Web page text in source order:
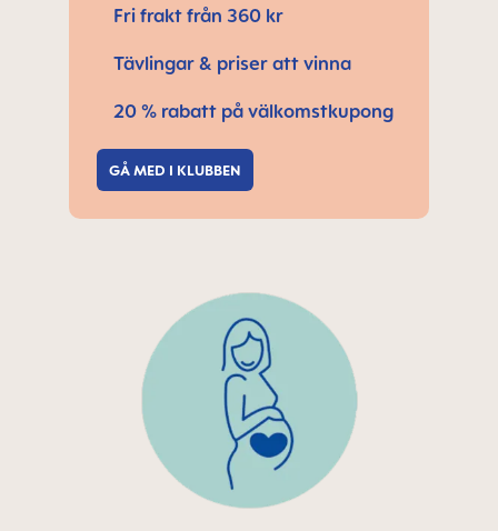
Fri frakt från 360 kr
Tävlingar & priser att vinna
20 % rabatt på välkomstkupong
GÅ MED I KLUBBEN